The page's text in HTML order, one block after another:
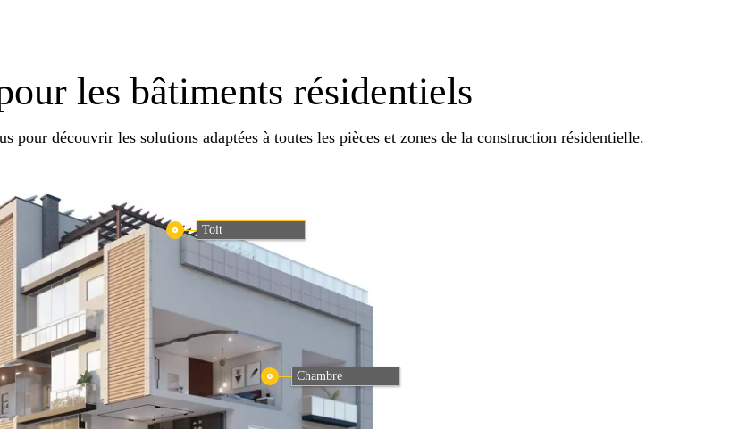
les bâtiments résidentiels
pour découvrir les solutions adaptées à toutes les pièces et zones de la construction résidentielle.
Toit
Chambre